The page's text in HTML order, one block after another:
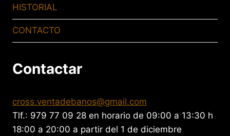
HISTORIAL
CONTACTO
Contactar
cross.ventadebanos@gmail.com
Tlf.: 979 77 09 28 en horario de 09:00 a 13:30 h
18:00 a 20:00 a partir del 1 de diciembre